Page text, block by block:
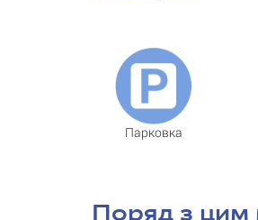
Парковка
Поряд з цим